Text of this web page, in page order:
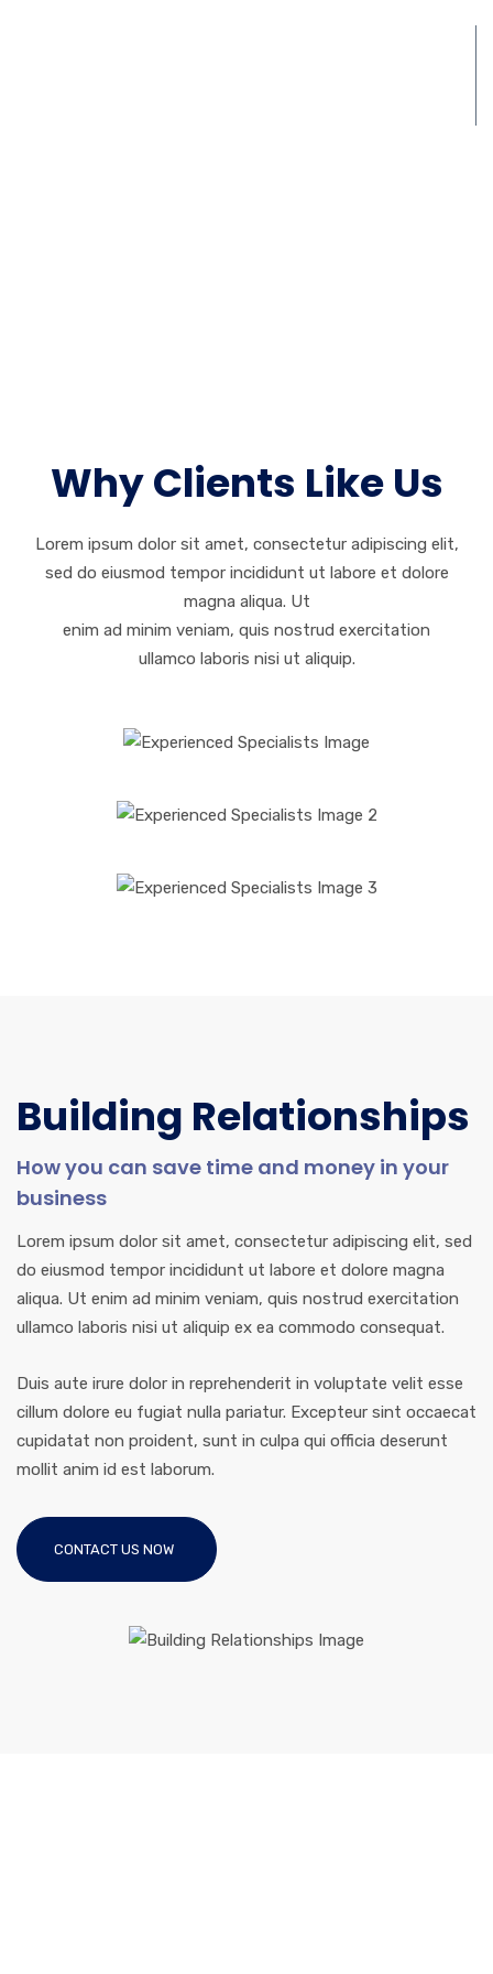
Why Clients Like Us
Lorem ipsum dolor sit amet, consectetur adipiscing elit,
sed do eiusmod tempor incididunt ut labore et dolore
magna aliqua. Ut
enim ad minim veniam, quis nostrud exercitation
ullamco laboris nisi ut aliquip.
Building Relationships
How you can save time and money in your
business
Lorem ipsum dolor sit amet, consectetur adipiscing elit, sed
do eiusmod tempor incididunt ut labore et dolore magna
aliqua. Ut enim ad minim veniam, quis nostrud exercitation
ullamco laboris nisi ut aliquip ex ea commodo consequat.
Duis aute irure dolor in reprehenderit in voluptate velit esse
cillum dolore eu fugiat nulla pariatur. Excepteur sint occaecat
cupidatat non proident, sunt in culpa qui officia deserunt
mollit anim id est laborum.
CONTACT US NOW